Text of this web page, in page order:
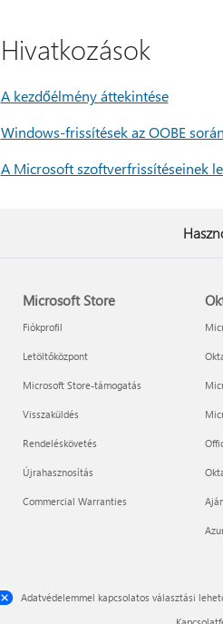
Hivatkozások
A kezdőélmény áttekintése
Windows-frissítések az OOBE során
A Microsoft szoftverfrissítéseinek
Microsoft Store
Fiókprofil
Letöltőközpont
Microsoft Store-támogatás
Visszaküldés
Rendeléskövetés
Újrahasznosítás
Commercial Warranties
Adatvédelemmel kapcsolatos választási